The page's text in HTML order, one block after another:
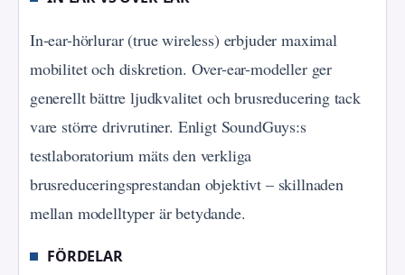
In-ear-hörlurar (true wireless) erbjuder maximal
mobilitet och diskretion. Over-ear-modeller ger
generellt bättre ljudkvalitet och brusreducering tack
vare större drivrutiner. Enligt SoundGuys:s
testlaboratorium mäts den verkliga
brusreduceringsprestandan objektivt – skillnaden
mellan modelltyper är betydande.
FÖRDELAR